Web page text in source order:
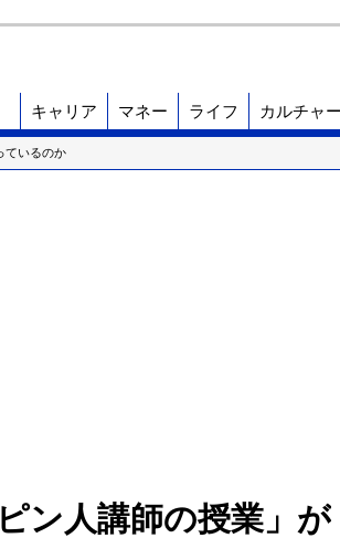
キャリア マネー ライフ カルチャ
ているのか
ン人講師の授業」が